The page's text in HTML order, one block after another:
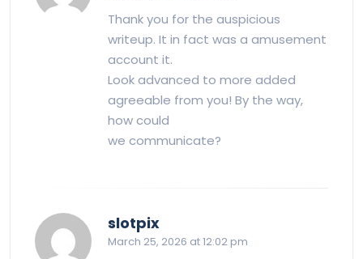
Thank you for the auspicious
writeup. It in fact was a amusement
account it.
Look advanced to more added
agreeable from you! By the way,
how could
we communicate?
slotpixsays:
March 25, 2026 at 12:02 pm